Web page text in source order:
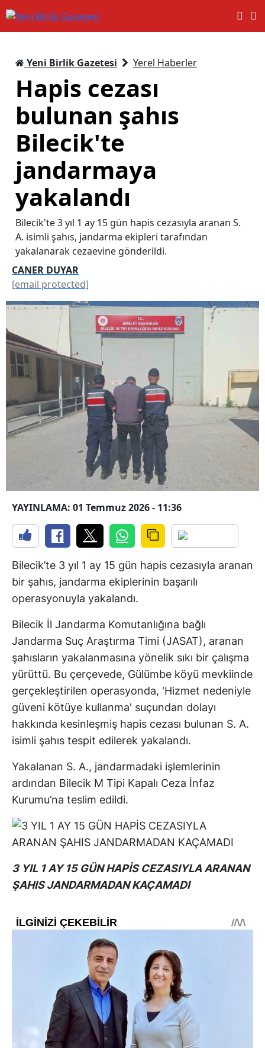
Yeni Birlik Gazetesi Yerel Haberler
Hapis cezası
bulunan şahıs
Bilecik'te
jandarmaya
yakalandı
Bilecik'te 3 yıl 1 ay 15 gün hapis cezasıyla aranan S.
A. isimli şahıs, jandarma ekipleri tarafından
yakalanarak cezaevine gönderildi.
CANER DUYAR
[email protected]
YAYINLAMA: 01 Temmuz 2026 - 11:36
Bilecik’te 3 yıl 1 ay 15 gün hapis cezasıyla aranan
bir şahıs, jandarma ekiplerinin başarılı
operasyonuyla yakalandı.
Bilecik İl Jandarma Komutanlığına bağlı
Jandarma Suç Araştırma Timi (JASAT), aranan
şahısların yakalanmasına yönelik sıkı bir çalışma
yürüttü. Bu çerçevede, Gülümbe köyü mevkiinde
gerçekleştirilen operasyonda, 'Hizmet nedeniyle
güveni kötüye kullanma' suçundan dolayı
hakkında kesinleşmiş hapis cezası bulunan S. A.
isimli şahıs tespit edilerek yakalandı.
Yakalanan S. A., jandarmadaki işlemlerinin
ardından Bilecik M Tipi Kapalı Ceza İnfaz
Kurumu’na teslim edildi.
3 YIL 1 AY 15 GÜN HAPİS CEZASIYLA ARANAN
ŞAHIS JANDARMADAN KAÇAMADI